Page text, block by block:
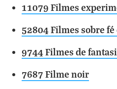
11079 Filmes
52804 Filmes sobre
9744 Filmes de
7687 Filme noir